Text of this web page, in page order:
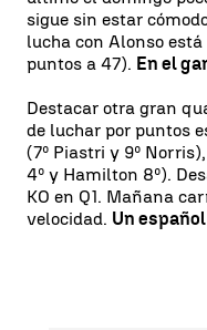
sigue sin estar
lucha con Alonso
puntos a 47). En el
Destacar otra gran
de luchar por puntos
(7º Piastri y 9º Norris),
4º y Hamilton 8º).
KO en Q1. Mañana
velocidad. Un